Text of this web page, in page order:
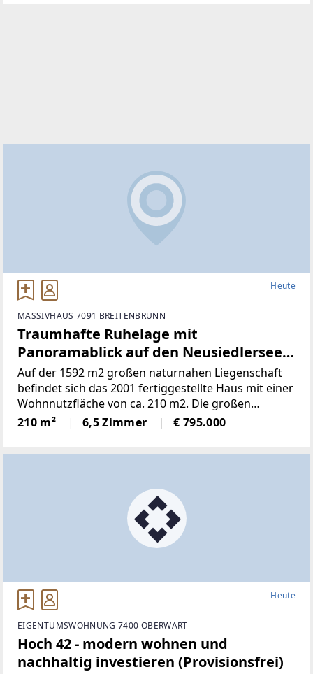
Heute
MASSIVHAUS 7091 BREITENBRUNN
Traumhafte Ruhelage mit
Panoramablick auf den Neusiedlersee
(Provisionsfrei)
Auf der 1592 m2 großen naturnahen Liegenschaft
befindet sich das 2001 fertiggestellte Haus mit einer
Wohnnutzfläche von ca. 210 m2. Die großen
Fensterspenden viel Tageslicht und ermöglichen auf
mehreren Ebenen einenaußergewöhnlichen Blick
210 m² 6,5 Zimmer € 795.000
Heute
EIGENTUMSWOHNUNG 7400 OBERWART
Hoch 42 - modern wohnen und
nachhaltig investieren (Provisionsfrei)